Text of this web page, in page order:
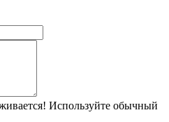
Используйте обычный